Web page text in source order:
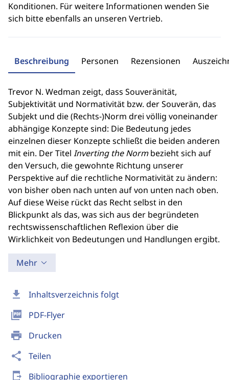
download Inhaltsverzeichnis folgt
picture_as_pdf PDF-Flyer
print Drucken
share Teilen
send_to_mobile Bibliographie exportieren
Konditionen. Für weitere Informationen wenden Sie
sich bitte ebenfalls an unseren Vertrieb.
Beschreibung Personen Rezensionen
Trevor N. Wedman zeigt, dass Souveränität,
Subjektivität und Normativität bzw. der Souverän, das
Subjekt und die (Rechts-)Norm drei völlig voneinander
abhängige Konzepte sind: Die Bedeutung jedes
einzelnen dieser Konzepte schließt die beiden anderen
mit ein. Der Titel Inverting the Normbezieht sich auf
den Versuch, die gewohnte Richtung unserer
Perspektive auf die rechtliche Normativität zu ändern:
von bisher oben nach unten auf von unten nach oben.
Auf diese Weise rückt das Recht selbst in den
Blickpunkt als das, was sich aus der begründeten
rechtswissenschaftlichen Reflexion über die
Wirklichkeit von Bedeutungen und Handlungen ergibt.
Mehr